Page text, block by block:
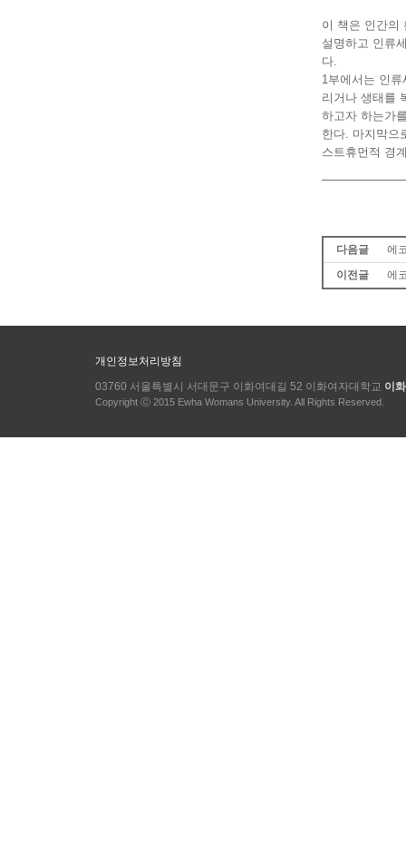
이 책은 인간의
설명하고 인류
다.
1부에서는 인
리거나 생태를
하고자 하는가
한다. 마지막으
스트휴먼적 경
다음글
에
이전글
에
개인정보처리방침
03760 서울특별시 서대문구 이화여대길 52 이화여자대학교 이
Copyright ⓒ 2015 Ewha Womans University. All Rights Reserved.